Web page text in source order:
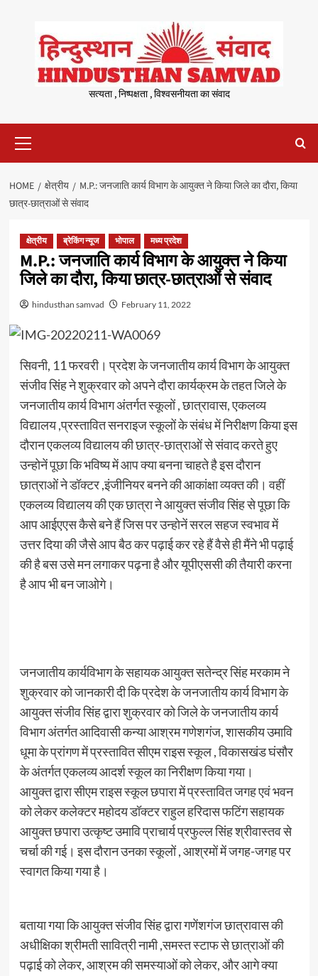
content
सत्यता , निष्पक्षता , विश्वसनीयता का संवाद
Menu
HOME क्षेत्रीय
M.P.: जनजाति कार्य विभाग के आयुक्त ने किया जिले का दौरा, किया
छात्र-छात्राओं से संवाद
क्षेत्रीय ब्रेकिंग न्यूज भोपाल मध्य प्रदेश
M.P.: जनजाति कार्य विभाग के आयुक्त ने किया
जिले का दौरा, किया छात्र-छात्राओं से संवाद
hindusthan samvad February 11, 2022
सिवनी, 11 फरवरी। प्रदेश के जनजातीय कार्य विभाग के आयुक्त
संजीव सिंह ने शुक्रवार को अपने दौरा कार्यक्रम के तहत जिले के
जनजातीय कार्य विभाग अंतर्गत स्कूलों , छात्रावास, एकलव्य
विद्यालय ,प्रस्तावित सनराइज स्कूलों के संबंध में निरीक्षण किया इस
दौरान एकलव्य विद्यालय की छात्र-छात्राओं से संवाद करते हुए
उन्होनें पूछा कि भविष्य में आप क्या बनना चाहते है इस दौरान
छात्राओं ने डॉक्टर ,इंजीनियर बनने की आकांक्षा व्यक्त की। वहीं
एकलव्य विद्यालय की एक छात्रा ने आयुक्त संजीव सिंह से पूछा कि
आप आईएएस कैसे बने हैं जिस पर उन्होनें सरल सहज स्वभाव में
उत्तर दिया की जैसे आप बैठ कर पढ़ाई कर रहे हैं वैसे ही मैंने भी पढ़ाई
की है बस उसे मन लगाकर पढ़ना है और यूपीएससी की तैयारी करना
है आप भी बन जाओगे।
जनजातीय कार्यविभाग के सहायक आयुक्त सतेन्द्र सिंह मरकाम ने
शुक्रवार को जानकारी दी कि प्रदेश के जनजातीय कार्य विभाग के
आयुक्त संजीव सिंह द्वारा शुक्रवार को जिले के जनजातीय कार्य
विभाग अंतर्गत आदिवासी कन्या आश्रम गणेशगंज, शासकीय उमावि
धूमा के प्रांगण में प्रस्तावित सीएम राइस स्कूल , विकासखंड घंसौर
के अंतर्गत एकलव्य आदर्श स्कूल का निरीक्षण किया गया।
आयुक्त द्वारा सीएम राइस स्कूल छपारा में प्रस्तावित जगह एवं भवन
को लेकर कलेक्टर महोदय डॉक्टर राहुल हरिदास फटिंग सहायक
आयुक्त छपारा उत्कृष्ट उमावि प्राचार्य प्रफुल्ल सिंह श्रीवास्तव से
चर्चा की गई। इस दौरान उनका स्कूलों , आश्रमों में जगह-जगह पर
स्वागत किया गया है।
बताया गया कि आयुक्त संजीव सिंह द्वारा गणेंशगंज छात्रावास की
अधीक्षिका श्रीमती सावित्री नामी ,समस्त स्टाफ से छात्राओं की
पढ़ाई को लेकर, आश्रम की समस्याओं को लेकर, और आगे क्या